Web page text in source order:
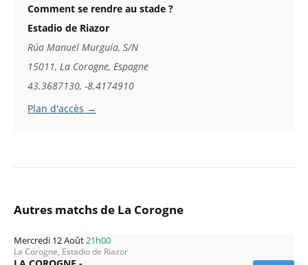
Comment se rendre au stade ?
Estadio de Riazor
Rúa Manuel Murguía, S/N
15011, La Corogne, Espagne
43.3687130, -8.4174910
Plan d'accès →
Autres matchs de La Corogne
Mercredi 12 Août21h00
La Corogne, Estadio de Riazor